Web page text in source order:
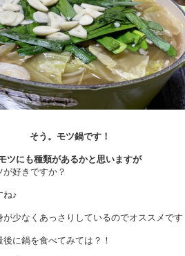
そう。モツ鍋です！
ツにも種類があるかと思いますが
好きですか？
ね♪
少なくあっさりしているのでオススメです
に鍋を食べてみては？！